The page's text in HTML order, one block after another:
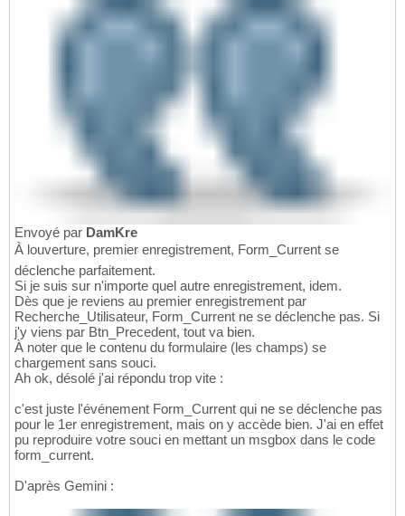
ErreurRechercherUtilisateur:
    MsgBox Err.Description,
, Err.Source
'On retourne sur le 1er
Envoyé par DamKre
À louverture, premier enregistrement, Form_Current se
déclenche parfaitement.
Si je suis sur n'importe quel autre enregistrement, idem.
Dès que je reviens au premier enregistrement par
Recherche_Utilisateur, Form_Current ne se déclenche pas. Si
j'y viens par Btn_Precedent, tout va bien.
À noter que le contenu du formulaire (les champs) se
chargement sans souci.
Ah ok, désolé j'ai répondu trop vite :
c'est juste l'événement Form_Current qui ne se déclenche pas
pour le 1er enregistrement, mais on y accède bien. J'ai en effet
pu reproduire votre souci en mettant un msgbox dans le code
form_current.
D'après Gemini :